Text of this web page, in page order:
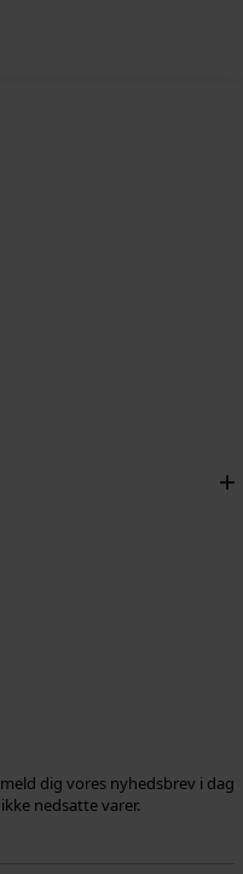
dig vores nyhedsbrev i dag
nedsatte varer.